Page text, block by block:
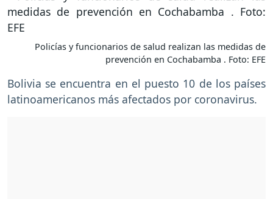
Policías y funcionarios de salud realizan las medidas de
prevención en Cochabamba . Foto: EFE
Bolivia se encuentra en el puesto 10 de los países
latinoamericanos más afectados por coronavirus.